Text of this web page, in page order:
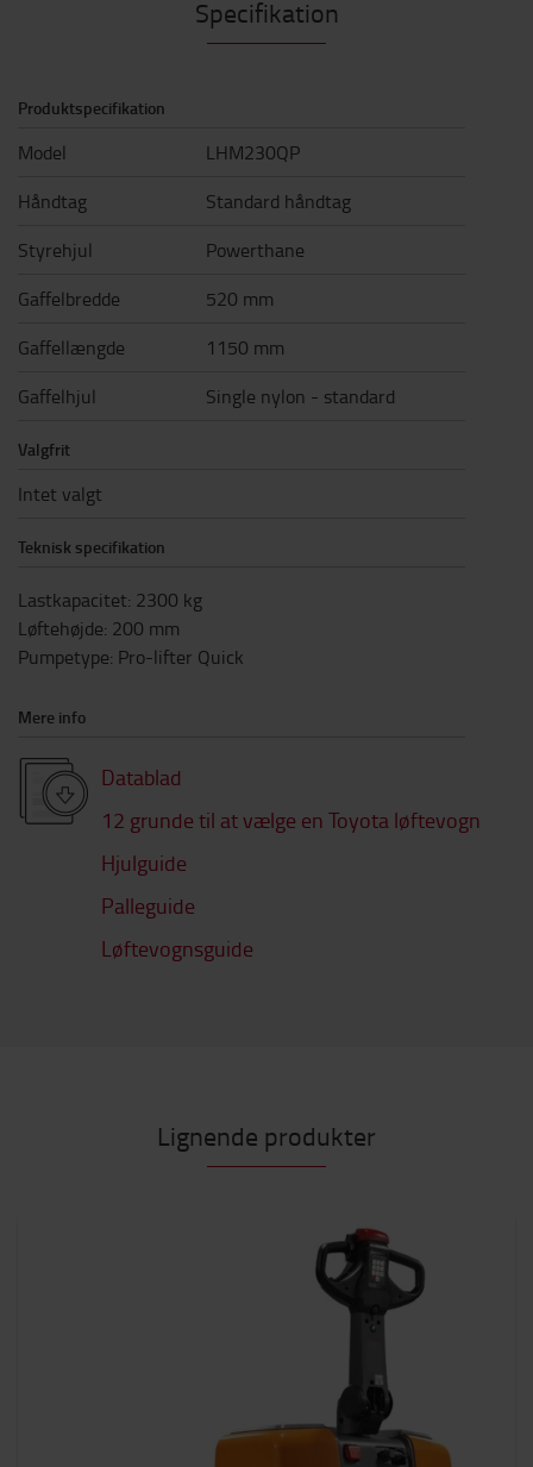
Specifikation
Produktspecifikation
Model
LHM230QP
Håndtag
Standard håndtag
Styrehjul
Powerthane
Gaffelbredde
520 mm
Gaffellængde
1150 mm
Gaffelhjul
Single nylon - standard
Valgfrit
Intet valgt
Teknisk specifikation
Lastkapacitet: 2300 kg
Løftehøjde: 200 mm
Pumpetype: Pro-lifter Quick
Mere info
Datablad
12 grunde til at vælge en Toyota løftevogn
Hjulguide
Palleguide
Løftevognsguide
Lignende produkter